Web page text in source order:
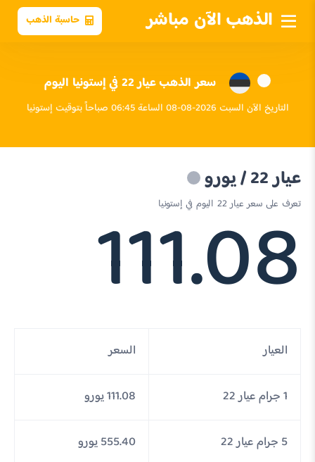
الذهب الآن مباشر حاسبة الذهب
سعر الذهب عيار 22 في إستونيا اليوم
التاريخ الآن السبت 2026-08-08 الساعة 06:45 صباحاً بتوقيت إستونيا
عيار 22 / يورو
تعرف على سعر عيار 22 اليوم في إستونيا
111.08
العيار السعر
1 جرام عيار 22 111.08 يورو
5 جرام عيار 22 555.40 يورو